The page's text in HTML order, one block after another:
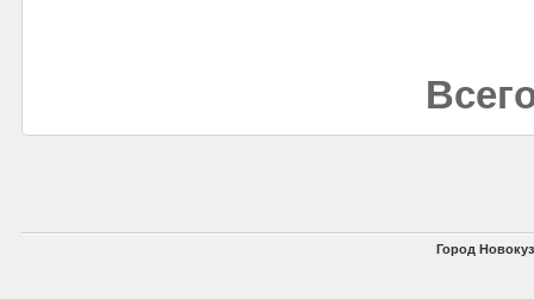
Город